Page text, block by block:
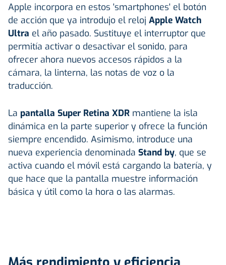
Apple incorpora en estos 'smartphones' el botón
de acción que ya introdujo el reloj Apple Watch
Ultra el año pasado. Sustituye el interruptor que
permitía activar o desactivar el sonido, para
ofrecer ahora nuevos accesos rápidos a la
cámara, la linterna, las notas de voz o la
traducción.
La pantalla Super Retina XDR mantiene la isla
dinámica en la parte superior y ofrece la función
siempre encendido. Asimismo, introduce una
nueva experiencia denominada Stand by, que se
activa cuando el móvil está cargando la batería, y
que hace que la pantalla muestre información
básica y útil como la hora o las alarmas.